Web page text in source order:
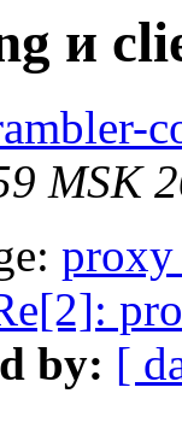
и
MSK
by: [